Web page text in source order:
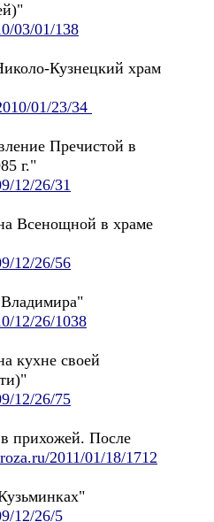
03/01/138
Кузнецкий храм
01/23/34
Пречистой в
г."
12/26/31
Всенощной в храме
12/26/56
12/26/1038
кухне своей
12/26/75
прихожей. После
2011/01/18/1712
12/26/5